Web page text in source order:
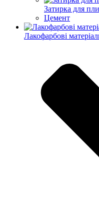
Затирка для
Цемент
Лакофарбові